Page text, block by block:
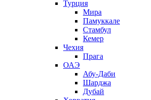
Турция
Мира
Памуккале
Стамбул
Кемер
Чехия
Прага
ОАЭ
Абу-Даби
Шарджа
Дубай